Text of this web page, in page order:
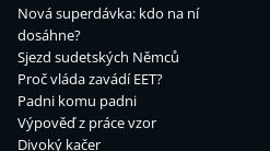
Nová superdávka: kdo na ní
dosáhne?
Sjezd sudetských Němců
Proč vláda zavádí EET?
Padni komu padni
Výpověď z práce vzor
Divoký kačer